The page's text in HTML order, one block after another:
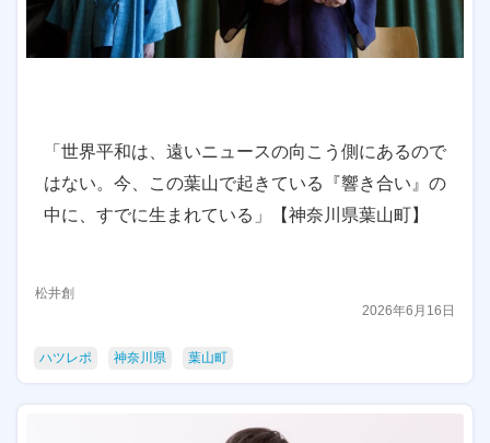
「世界平和は、遠いニュースの向こう側にあるので
はない。今、この葉山で起きている『響き合い』の
中に、すでに生まれている」【神奈川県葉山町】
松井創
2026年6月16日
ハツレポ 神奈川県 葉山町